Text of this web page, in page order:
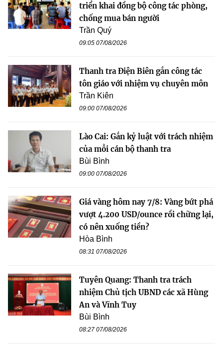
triển khai đồng bộ công tác phòng,
chống mua bán người
Trần Quý
09:05 07/08/2026
Thanh tra Điện Biên gắn công tác
tôn giáo với nhiệm vụ chuyên môn
Trần Kiên
09:00 07/08/2026
Lào Cai: Gắn kỷ luật với trách nhiệm
của mỗi cán bộ thanh tra
Bùi Bình
09:00 07/08/2026
Giá vàng hôm nay 7/8: Vàng bứt phá
vượt 4.200 USD/ounce rồi chững lại,
có nên xuống tiền?
Hòa Bình
08:31 07/08/2026
Tuyên Quang: Thanh tra trách
nhiệm Chủ tịch UBND các xã Hùng
An và Vĩnh Tuy
Bùi Bình
08:27 07/08/2026